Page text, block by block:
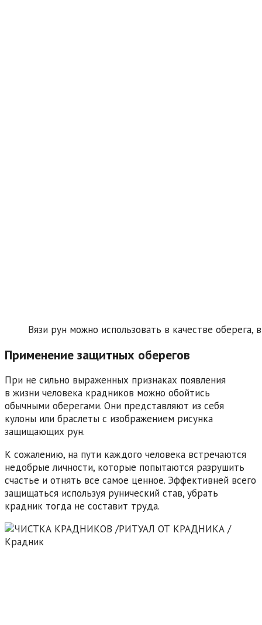
Вязи рун можно использовать в качестве оберега,
Применение защитных оберегов
При не сильно выраженных признаках появления
в жизни человека крадников можно обойтись
обычными оберегами. Они представляют из себя
кулоны или браслеты с изображением рисунка
защищающих рун.
К сожалению, на пути каждого человека встречаются
недобрые личности, которые попытаются разрушить
счастье и отнять все самое ценное. Эффективней всего
защищаться используя рунический став, убрать
крадник тогда не составит труда.